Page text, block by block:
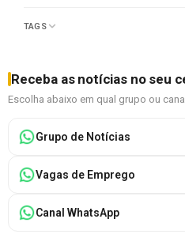
TAGS
Receba as notícias no seu
Escolha abaixo em qual grupo ou
Grupo de Notícias
Vagas de Emprego
Canal WhatsApp